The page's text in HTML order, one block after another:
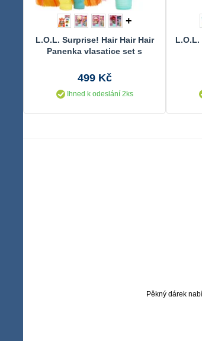
+
L.O.L. Surprise! Hair Hair Hair
Panenka vlasatice set s
499 Kč
Ihned k odeslání 2ks
Pěkný dárek